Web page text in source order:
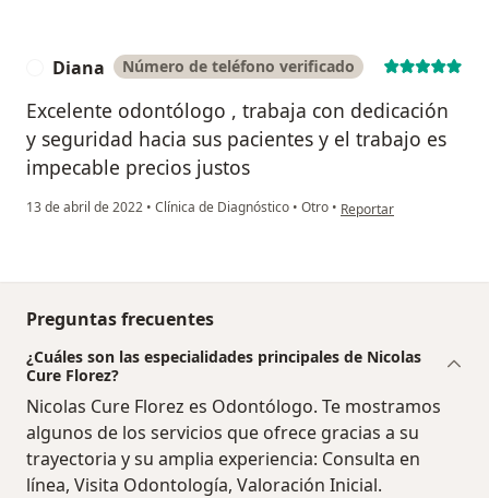
Diana Número de teléfono verificado
Excelente odontólogo , trabaja con dedicación
y seguridad hacia sus pacientes y el trabajo es
impecable precios justos
13 de abril de 2022 • Clínica de Diagnóstico • Otro • en opinión del usuario
Reportar
Preguntas frecuentes
¿Cuáles son las especialidades principales de Nicolas
Cure Florez?
Nicolas Cure Florez es Odontólogo. Te mostramos
algunos de los servicios que ofrece gracias a su
trayectoria y su amplia experiencia: Consulta en
línea, Visita Odontología, Valoración Inicial.